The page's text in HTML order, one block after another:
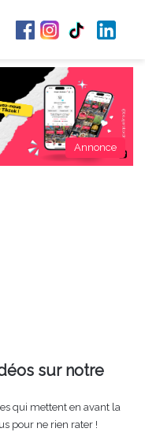
Annonce
sur notre
qui mettent en avant la
pour ne rien rater !